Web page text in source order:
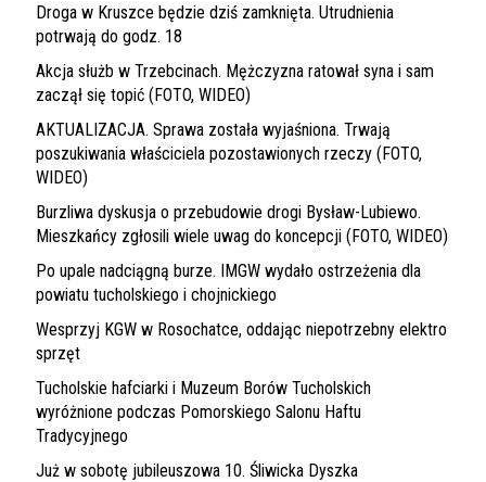
Droga w Kruszce będzie dziś zamknięta. Utrudnienia
potrwają do godz. 18
Akcja służb w Trzebcinach. Mężczyzna ratował syna i sam
zaczął się topić (FOTO, WIDEO)
AKTUALIZACJA. Sprawa została wyjaśniona. Trwają
poszukiwania właściciela pozostawionych rzeczy (FOTO,
WIDEO)
Burzliwa dyskusja o przebudowie drogi Bysław-Lubiewo.
Mieszkańcy zgłosili wiele uwag do koncepcji (FOTO, WIDEO)
Po upale nadciągną burze. IMGW wydało ostrzeżenia dla
powiatu tucholskiego i chojnickiego
Wesprzyj KGW w Rosochatce, oddając niepotrzebny elektro
sprzęt
Tucholskie hafciarki i Muzeum Borów Tucholskich
wyróżnione podczas Pomorskiego Salonu Haftu
Tradycyjnego
Już w sobotę jubileuszowa 10. Śliwicka Dyszka